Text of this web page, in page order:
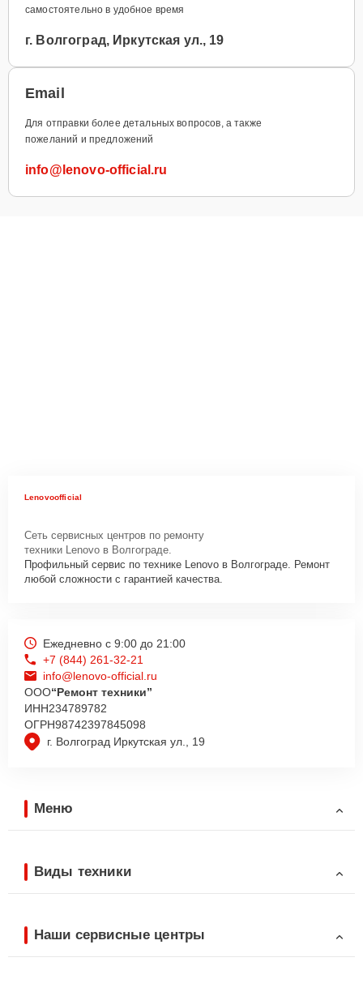
самостоятельно в удобное время
г. Волгоград, Иркутская ул., 19
Email
Для отправки более детальных вопросов, а также
пожеланий и предложений
info@lenovo-official.ru
Lenovoofficial
Сеть сервисных центров по ремонту
техники Lenovo в Волгограде.
Профильный сервис по технике Lenovo в Волгограде. Ремонт
любой сложности с гарантией качества.
г. Волгоград Иркутская ул., 19
Ежедневно с 9:00 до 21:00
+7 (844) 261-32-21
info@lenovo-official.ru
ООО“Ремонт техники”
ИНН234789782
ОГРН98742397845098
Меню
Виды техники
Наши сервисные центры